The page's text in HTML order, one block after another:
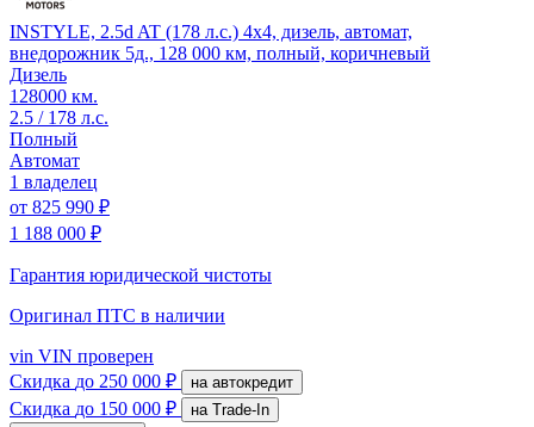
INSTYLE, 2.5d AT (178 л.с.) 4x4, дизель, автомат,
внедорожник 5д., 128 000 км, полный, коричневый
Дизель
128000 км.
2.5 / 178 л.с.
Полный
Автомат
1 владелец
от 825 990 ₽
1 188 000 ₽
Гарантия юридической чистоты
Оригинал ПТС в наличии
vin VIN проверен
Скидка до 250 000 ₽ на автокредит
Скидка до 150 000 ₽
на Trade-In